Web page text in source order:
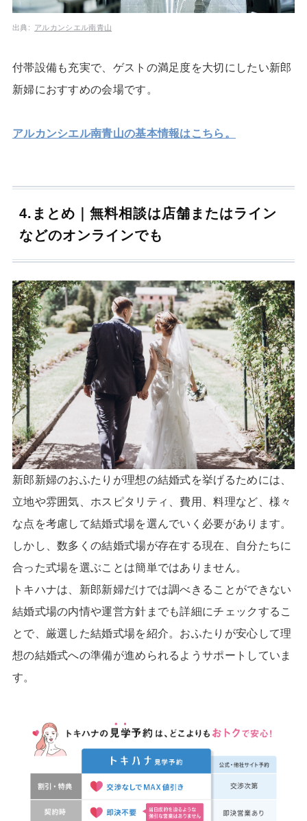
出典: アルカンシエル南青山
付帯設備も充実で、ゲストの満足度を大切にしたい新郎
新婦におすすめの会場です。
アルカンシエル南青山の基本情報はこちら。
4.まとめ｜無料相談は店舗またはライン
などのオンラインでも
新郎新婦のおふたりが理想の結婚式を挙げるためには、
立地や雰囲気、ホスピタリティ、費用、料理など、様々
な点を考慮して結婚式場を選んでいく必要があります。
しかし、数多くの結婚式場が存在する現在、自分たちに
合った式場を選ぶことは簡単ではありません。
トキハナは、新郎新婦だけでは調べきることができない
結婚式場の内情や運営方針までも詳細にチェックするこ
とで、厳選した結婚式場を紹介。おふたりが安心して理
想の結婚式への準備が進められるようサポートしていま
す。